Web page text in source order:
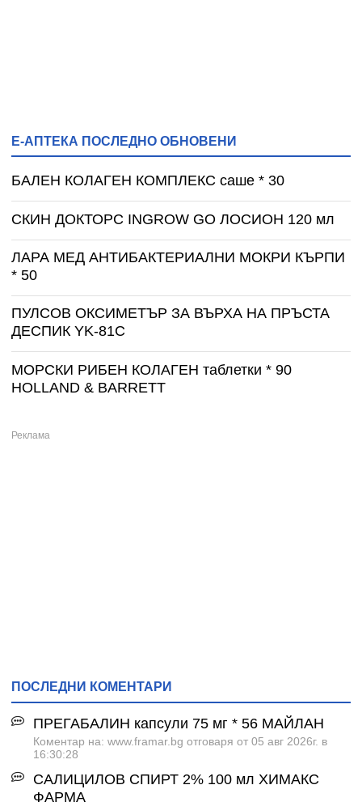
Е-АПТЕКА ПОСЛЕДНО ОБНОВЕНИ
БАЛЕН КОЛАГЕН КОМПЛЕКС саше * 30
СКИН ДОКТОРС INGROW GO ЛОСИОН 120 мл
ЛАРА МЕД АНТИБАКТЕРИАЛНИ МОКРИ КЪРПИ
* 50
ПУЛСОВ ОКСИМЕТЪР ЗА ВЪРХА НА ПРЪСТА
ДЕСПИК YK-81C
МОРСКИ РИБЕН КОЛАГЕН таблетки * 90
HOLLAND & BARRETT
ПОСЛЕДНИ КОМЕНТАРИ
ПРЕГАБАЛИН капсули 75 мг * 56 МАЙЛАН
Коментар на: www.framar.bg отговаря от 05 авг 2026г. в
16:30:28
САЛИЦИЛОВ СПИРТ 2% 100 мл ХИМАКС
ФАРМА